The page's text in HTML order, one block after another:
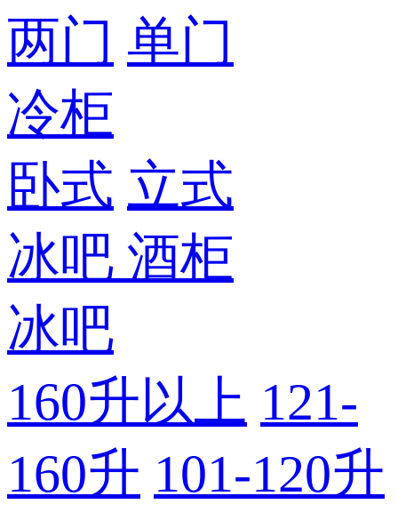
两门 单门
冷柜
卧式 立式
冰吧 酒柜
冰吧
160升以上 121-
160升 101-120升